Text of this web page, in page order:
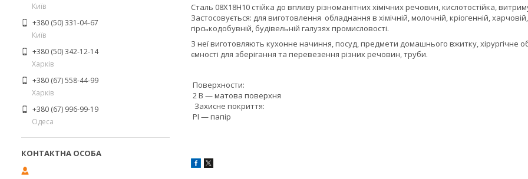
Сталь 08Х18Н10 стійка до впливу різноманітних хімічних речовин, кислотостійка,
Застосовується: для виготовлення обладнання в хімічній, молочній, кріогенній,
гірськодобувній, будівельній галузях промисловості.
З неї виготовляють кухонне начиння, посуд, предмети домашнього вжитку, хірургічне
ємності для зберігання та перевезення різних речовин, труби.
Поверхности:
2 В — матова поверхня
Захисне покриття:
PI — папір
Київ
+380 (50) 331-04-67
Київ
+380 (50) 342-12-14
Харків
+380 (67) 558-44-99
Харків
+380 (67) 996-99-19
Одеса